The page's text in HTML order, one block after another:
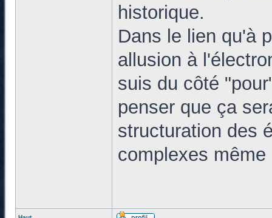
historique.
Dans le lien qu'à
allusion à
suis du côté
penser que ça
structuration des
complexes